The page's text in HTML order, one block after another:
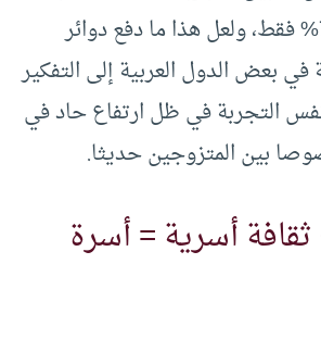
الطلاق إلى نحو 7% فقط، ولعل هذا ما دفع دوائر
بعض الدول العربية إلى التفكير
التجربة في ظل ارتفاع حاد في
بين المتزوجين حديثا.
أسرية = أسرة